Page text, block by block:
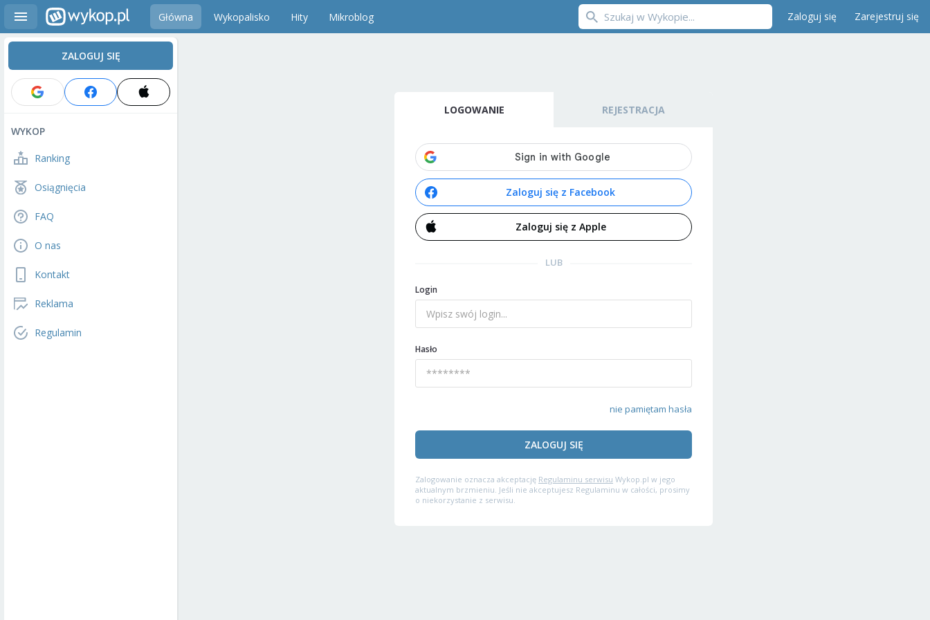
Główna Wykopalisko Hity Mikroblog Zaloguj się Zarejestruj się
ZALOGUJ SIĘ
WYKOP
Ranking
Osiągnięcia
FAQ
O nas
Kontakt
Reklama
Regulamin
LOGOWANIE REJESTRACJA
Zaloguj się z Facebook
Zaloguj się z Apple
LUB
Login
Hasło
nie pamiętam hasła
ZALOGUJ SIĘ
Zalogowanie oznacza akceptację Regulaminu serwisu Wykop.pl w jego
aktualnym brzmieniu. Jeśli nie akceptujesz Regulaminu w całości, prosimy
o niekorzystanie z serwisu.